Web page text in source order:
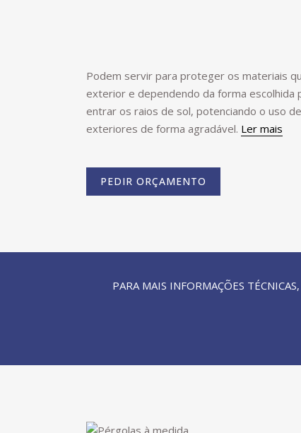
Podem servir para proteger os materiais
exterior e dependendo da forma escolhida
entrar os raios de sol, potenciando o uso
exteriores de forma agradável. Ler mais
PEDIR ORÇAMENTO
PARA MAIS INFORMAÇÕES